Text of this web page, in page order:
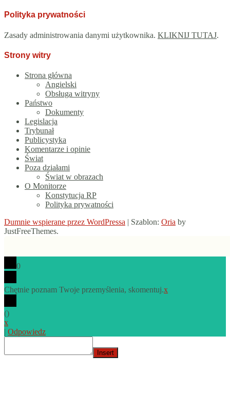
Polityka prywatności
Zasady administrowania danymi użytkownika. KLIKNIJ TUTAJ.
Strony witry
Strona główna
Angielski
Obsługa witryny
Państwo
Dokumenty
Legislacja
Trybunał
Publicystyka
Komentarze i opinie
Świat
Poza działami
Świat w obrazach
O Monitorze
Konstytucja RP
Polityka prywatności
Dumnie wspierane przez WordPressa | Szablon: Oria by
JustFreeThemes.
0
Chętnie poznam Twoje przemyślenia, skomentuj.x
()
x
| Odpowiedz
Insert